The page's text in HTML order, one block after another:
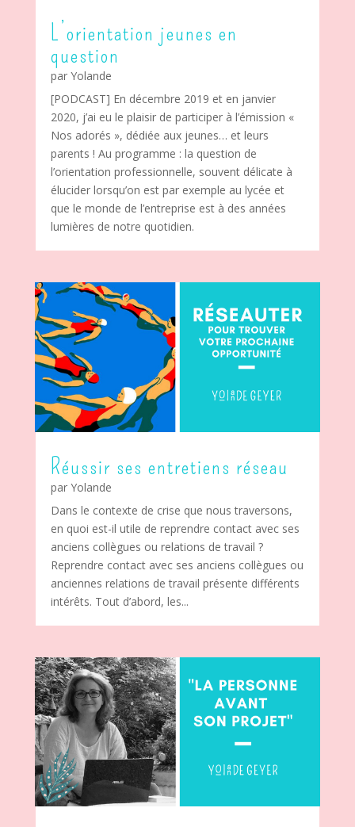
L’orientation jeunes en
question
par Yolande
[PODCAST] En décembre 2019 et en janvier
2020, j’ai eu le plaisir de participer à l’émission «
Nos adorés », dédiée aux jeunes… et leurs
parents ! Au programme : la question de
l’orientation professionnelle, souvent délicate à
élucider lorsqu’on est par exemple au lycée et
que le monde de l’entreprise est à des années
lumières de notre quotidien.
Réussir ses entretiens réseau
par Yolande
Dans le contexte de crise que nous traversons,
en quoi est-il utile de reprendre contact avec ses
anciens collègues ou relations de travail ?
Reprendre contact avec ses anciens collègues ou
anciennes relations de travail présente différents
intérêts. Tout d’abord, les...